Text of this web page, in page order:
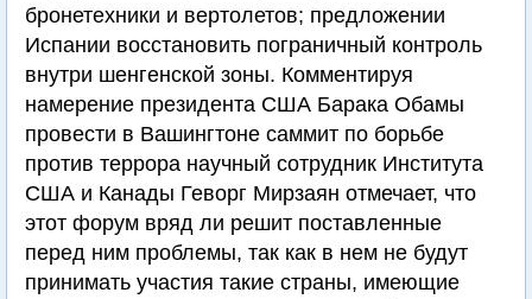
бронетехники и вертолетов; предложении
Испании восстановить пограничный контроль
внутри шенгенской зоны. Комментируя
намерение президента США Барака Обамы
провести в Вашингтоне саммит по борьбе
против террора научный сотрудник Института
США и Канады Геворг Мирзаян отмечает, что
этот форум вряд ли решит поставленные
перед ним проблемы, так как в нем не будут
принимать участия такие страны, имеющие